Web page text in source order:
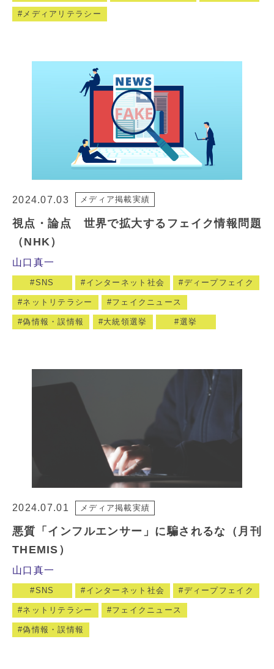
メディアリテラシー
2024.07.03 メディア掲載実績
視点・論点 世界で拡大するフェイク情報問題
（NHK）
山口真一
SNS インターネット社会 ディープフェイク
ネットリテラシー フェイクニュース
偽情報・誤情報 大統領選挙 選挙
2024.07.01 メディア掲載実績
悪質「インフルエンサー」に騙されるな（月刊
THEMIS）
山口真一
SNS インターネット社会 ディープフェイク
ネットリテラシー フェイクニュース
偽情報・誤情報